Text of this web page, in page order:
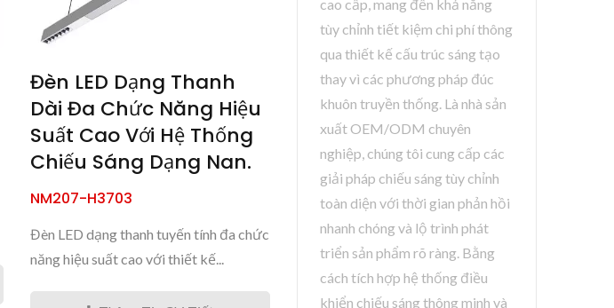
Đèn LED Dạng Thanh
Dài Đa Chức Năng Hiệu
Suất Cao Với Hệ Thống
Chiếu Sáng Dạng Nan.
NM207-H3703
Đèn LED dạng thanh tuyến tính đa chức
năng hiệu suất cao với thiết kế...
cao cấp, mang đến khả năng
tùy chỉnh tiết kiệm chi phí thông
qua thiết kế cấu trúc sáng tạo
thay vì các phương pháp đúc
khuôn truyền thống. Là nhà sản
xuất OEM/ODM chuyên
nghiệp, chúng tôi cung cấp các
giải pháp chiếu sáng tùy chỉnh
toàn diện với thời gian phản hồi
nhanh chóng và lộ trình phát
triển sản phẩm rõ ràng. Bằng
cách tích hợp hệ thống điều
khiển chiếu sáng thông minh và